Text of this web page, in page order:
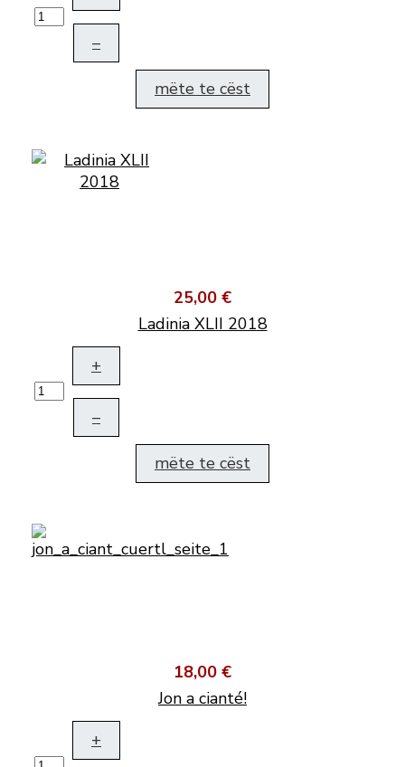
–
mëte te cëst
25,00 €
Ladinia XLII 2018
+
–
mëte te cëst
18,00 €
Jon a cianté!
+